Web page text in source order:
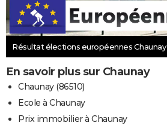
Résultat élections européennes Chaunay
En savoir plus sur Chaunay
Chaunay (86510)
Ecole à Chaunay
Prix immobilier à Chaunay